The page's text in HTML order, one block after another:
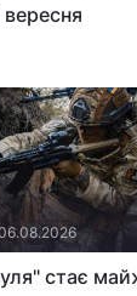
вересня
стає